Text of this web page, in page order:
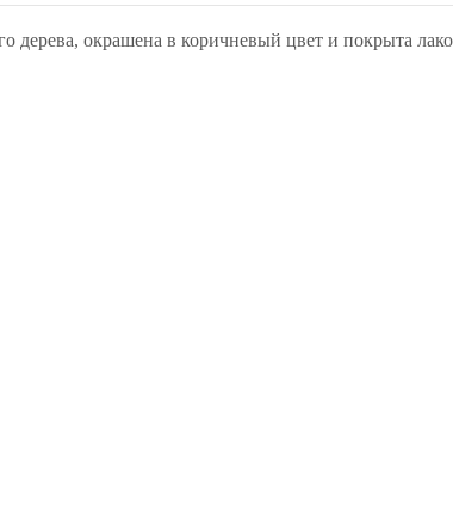
дерева, окрашена в коричневый цвет и покрыта